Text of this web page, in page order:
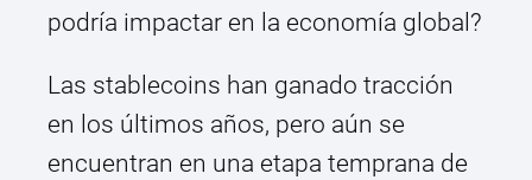
podría impactar en la economía global?
Las stablecoins han ganado tracción
en los últimos años, pero aún se
encuentran en una etapa temprana de